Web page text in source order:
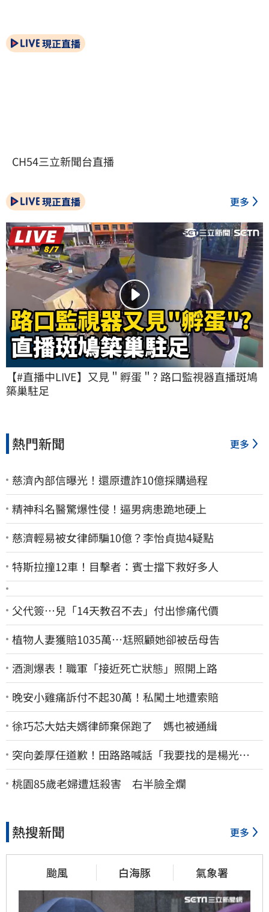
現正直播
CH54三立新聞台直播
現正直播 更多
【#直播中LIVE】又見＂孵蛋＂? 路口監視器直播斑鳩
築巢駐足
熱門新聞 更多
慈濟內部信曝光！還原遭詐10億採購過程
精神科名醫驚爆性侵！逼男病患跪地硬上
慈濟輕易被女律師騙10億？李怡貞拋4疑點
特斯拉撞12車！目擊者：賓士擋下救好多人
父代簽…兒「14天教召不去」付出慘痛代價
植物人妻獲賠1035萬…尪照顧她卻被岳母告
酒測爆表！職軍「接近死亡狀態」照開上路
晚安小雞痛訴付不起30萬！私闖土地遭索賠
徐巧芯大姑夫婿律師棄保跑了 媽也被通緝
突向姜厚任道歉！田路路喊話「我要找的是楊光
友」：當時太衝動
桃園85歲老婦遭尪殺害 右半臉全爛
熱搜新聞 更多
颱風 白海豚 氣象署